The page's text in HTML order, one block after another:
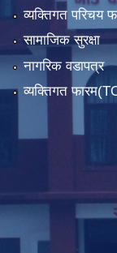
व्यक्तिगत परिचय
सामाजिक सुरक्षा
नागरिक वडापत्र
व्यक्तिगत